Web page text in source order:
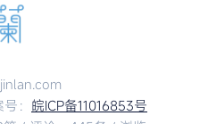
： 皖ICP备11016853号